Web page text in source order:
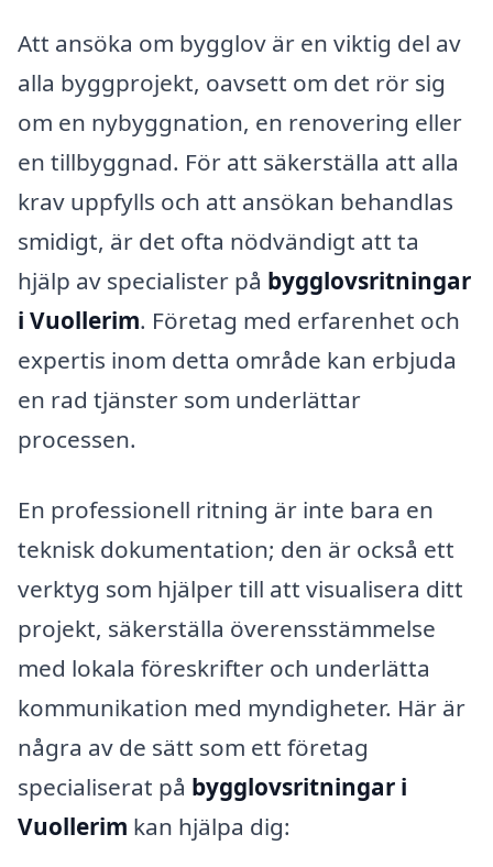
Att ansöka om bygglov är en viktig del av
alla byggprojekt, oavsett om det rör sig
om en nybyggnation, en renovering eller
en tillbyggnad. För att säkerställa att alla
krav uppfylls och att ansökan behandlas
smidigt, är det ofta nödvändigt att ta
hjälp av specialister på bygglovsritningar
i Vuollerim. Företag med erfarenhet och
expertis inom detta område kan erbjuda
en rad tjänster som underlättar
processen.
En professionell ritning är inte bara en
teknisk dokumentation; den är också ett
verktyg som hjälper till att visualisera ditt
projekt, säkerställa överensstämmelse
med lokala föreskrifter och underlätta
kommunikation med myndigheter. Här är
några av de sätt som ett företag
specialiserat på bygglovsritningar i
Vuollerim kan hjälpa dig: